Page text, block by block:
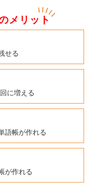
メリット
せる
に増える
語帳が作れる
が作れる